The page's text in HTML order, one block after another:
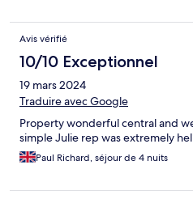
Avis vérifié
10/10 Exceptionnel
19 mars 2024
Traduire avec Google
Property wonderful central and
simple Julie rep was extremely
Paul Richard, séjour de 4 nuits